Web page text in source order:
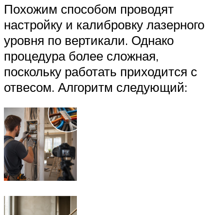
Похожим способом проводят
настройку и калибровку лазерного
уровня по вертикали. Однако
процедура более сложная,
поскольку работать приходится с
отвесом. Алгоритм следующий: